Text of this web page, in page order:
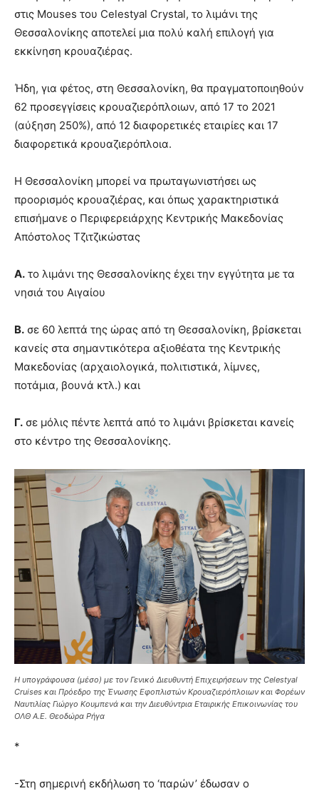
στις Mouses του Celestyal Crystal, το λιμάνι της
Θεσσαλονίκης αποτελεί μια πολύ καλή επιλογή για
εκκίνηση κρουαζιέρας.
Ήδη, για φέτος, στη Θεσσαλονίκη, θα πραγματοποιηθούν
62 προσεγγίσεις κρουαζιερόπλοιων, από 17 το 2021
(αύξηση 250%), από 12 διαφορετικές εταιρίες και 17
διαφορετικά κρουαζιερόπλοια.
Η Θεσσαλονίκη μπορεί να πρωταγωνιστήσει ως
προορισμός κρουαζιέρας, και όπως χαρακτηριστικά
επισήμανε ο Περιφερειάρχης Κεντρικής Μακεδονίας
Απόστολος Τζιτζικώστας
Α. το λιμάνι της Θεσσαλονίκης έχει την εγγύτητα με τα
νησιά του Αιγαίου
Β. σε 60 λεπτά της ώρας από τη Θεσσαλονίκη, βρίσκεται
κανείς στα σημαντικότερα αξιοθέατα της Κεντρικής
Μακεδονίας (αρχαιολογικά, πολιτιστικά, λίμνες,
ποτάμια, βουνά κτλ.) και
Γ. σε μόλις πέντε λεπτά από το λιμάνι βρίσκεται κανείς
στο κέντρο της Θεσσαλονίκης.
Η υπογράφουσα (μέσο) με τον Γενικό Διευθυντή Επιχειρήσεων της Celestyal
Cruises και Πρόεδρο της Ένωσης Εφοπλιστών Κρουαζιερόπλοιων και Φορέων
Ναυτιλίας Γιώργο Κουμπενά και την Διευθύντρια Εταιρικής Επικοινωνίας του
ΟΛΘ Α.Ε. Θεοδώρα Ρήγα
*
-Στη σημερινή εκδήλωση το ‘παρών’ έδωσαν ο